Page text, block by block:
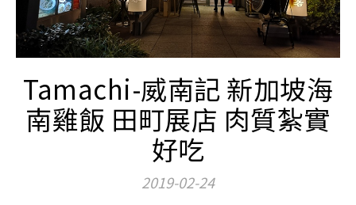
Tamachi-威南記 新加坡海
南雞飯 田町展店 肉質紮實
好吃
2019-02-24